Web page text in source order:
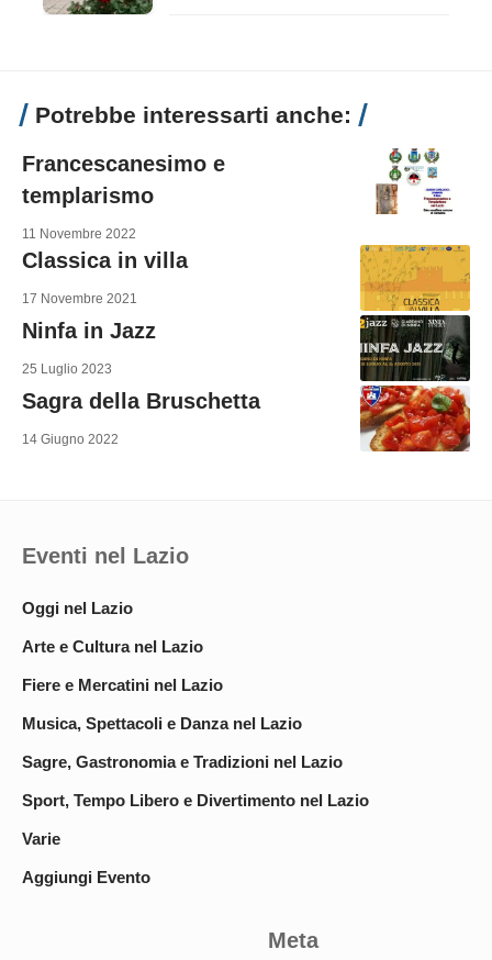
Potrebbe interessarti anche:
Francescanesimo e
templarismo
11 Novembre 2022
Classica in villa
17 Novembre 2021
Ninfa in Jazz
25 Luglio 2023
Sagra della Bruschetta
14 Giugno 2022
Eventi nel Lazio
Oggi nel Lazio
Arte e Cultura nel Lazio
Fiere e Mercatini nel Lazio
Musica, Spettacoli e Danza nel Lazio
Sagre, Gastronomia e Tradizioni nel Lazio
Sport, Tempo Libero e Divertimento nel Lazio
Varie
Aggiungi Evento
Meta